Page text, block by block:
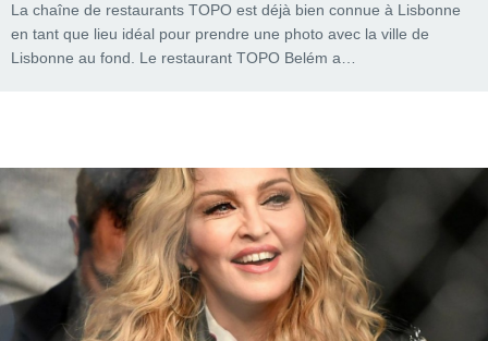
La chaîne de restaurants TOPO est déjà bien connue à Lisbonne
en tant que lieu idéal pour prendre une photo avec la ville de
Lisbonne au fond. Le restaurant TOPO Belém a…